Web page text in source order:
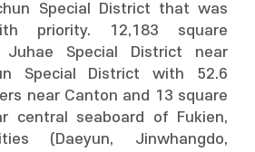
Special District that was
priority. 12,183 square
Special District near
Special District with 52.6
near Canton and 13 square
central seaboard of Fukien,
(Daeyun, Jinwhangdo,